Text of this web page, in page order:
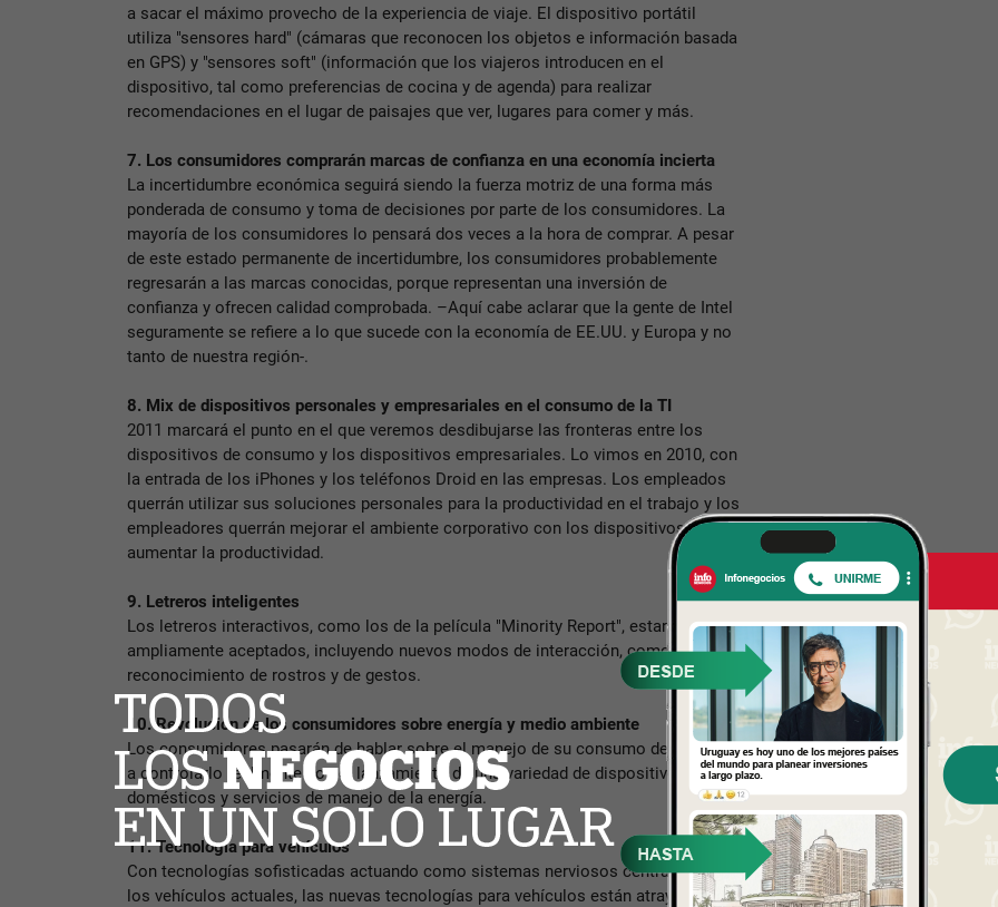
a sacar el máximo provecho de la experiencia de viaje. El dispositivo portátil
utiliza "sensores hard" (cámaras que reconocen los objetos e información basada
en GPS) y "sensores soft" (información que los viajeros introducen en el
dispositivo, tal como preferencias de cocina y de agenda) para realizar
recomendaciones en el lugar de paisajes que ver, lugares para comer y más.
7. Los consumidores comprarán marcas de confianza en una economía incierta
La incertidumbre económica seguirá siendo la fuerza motriz de una forma más
ponderada de consumo y toma de decisiones por parte de los consumidores. La
mayoría de los consumidores lo pensará dos veces a la hora de comprar. A pesar
de este estado permanente de incertidumbre, los consumidores probablemente
regresarán a las marcas conocidas, porque representan una inversión de
confianza y ofrecen calidad comprobada. –Aquí cabe aclarar que la gente de Intel
seguramente se refiere a lo que sucede con la economía de EE.UU. y Europa y no
tanto de nuestra región-.
8. Mix de dispositivos personales y empresariales en el consumo de la TI
2011 marcará el punto en el que veremos desdibujarse las fronteras entre los
dispositivos de consumo y los dispositivos empresariales. Lo vimos en 2010, con
la entrada de los iPhones y los teléfonos Droid en las empresas. Los empleados
querrán utilizar sus soluciones personales para la productividad en el trabajo y los
empleadores querrán mejorar el ambiente corporativo con los dispositivos, para
aumentar la productividad.
9. Letreros inteligentes
Los letreros interactivos, como los de la película "Minority Report", estarán
ampliamente aceptados, incluyendo nuevos modos de interacción, como el
reconocimiento de rostros y de gestos.
10. Revolución de los consumidores sobre energía y medio ambiente
Los consumidores pasarán de hablar sobre el manejo de su consumo de energía
a controlarlo realmente con el lanzamiento de una variedad de dispositivos
domésticos y servicios de manejo de la energía.
11. Tecnología para vehículos
Con tecnologías sofisticadas actuando como sistemas nerviosos centrales en
los vehículos actuales, las nuevas tecnologías para vehículos están atrayendo un